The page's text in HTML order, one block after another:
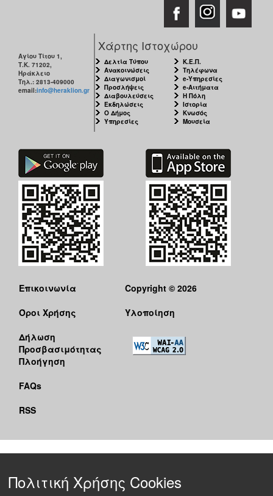
Αγίου Τίτου 1,
Τ.Κ. 71202,
Ηράκλειο
Τηλ.: 2813-409000
email:info@heraklion.gr
Χάρτης Ιστοχώρου
Δελτία Τύπου
Ανακοινώσεις
Διαγωνισμοί
Προσλήψεις
Διαβουλεύσεις
Εκδηλώσεις
Ο Δήμος
Υπηρεσίες
Κ.Ε.Π.
Τηλέφωνα
e-Υπηρεσίες
e-Αιτήματα
Η Πόλη
Ιστορία
Κνωσός
Μουσεία
Επικοινωνία
Όροι Χρήσης
Δήλωση
Προσβασιμότητας
Πλοήγηση
FAQs
RSS
Copyright © 2026
Υλοποίηση
Πολιτική Χρήσης Cookies